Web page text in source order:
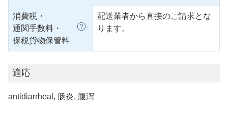
消費税・
通関手数料・
保税貨物保管料
配送業者から直接のご請求とな
ります。
適応
antidiarrheal, 肠炎, 腹泻